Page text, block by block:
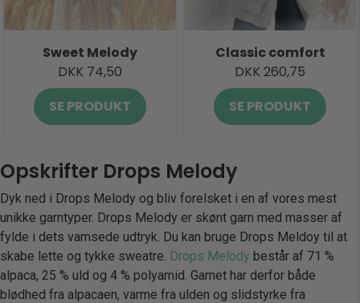
Sweet Melody
DKK 74,50
SE PRODUKT
Classic comfort
DKK 260,75
SE PRODUKT
Opskrifter Drops Melody
Dyk ned i Drops Melody og bliv forelsket i en af vores mest
unikke garntyper. Drops Melody er skønt garn med masser af
fylde i dets vamsede udtryk. Du kan bruge Drops Meldoy til at
skabe lette og tykke sweatre. Drops Melody består af 71 %
alpaca, 25 % uld og 4 % polyamid. Garnet har derfor både
blødhed fra alpacaen, varme fra ulden og slidstyrke fra